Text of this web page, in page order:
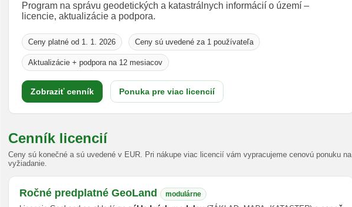
Program na správu geodetických a katastrálnych informácií o území –
licencie, aktualizácie a podpora.
Ceny platné od 1. 1. 2026 Ceny sú uvedené za 1 používateľa
Aktualizácie + podpora na 12 mesiacov
Zobraziť cenník Ponuka pre viac licencií
Cenník licencií
Ceny sú konečné a sú uvedené v EUR. Pri nákupe viac licencií vám vypracujeme cenovú ponuku na
vyžiadanie.
Ročné predplatné GeoLand modulárne